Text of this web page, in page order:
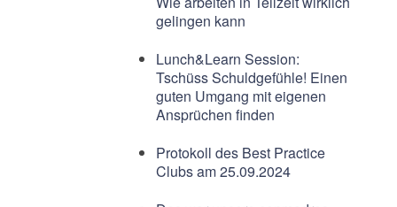
gelingen kann
Lunch&Learn Session:
Tschüss Schuldgefühle! Einen
guten Umgang mit eigenen
Ansprüchen finden
Protokoll des Best Practice
Clubs am 25.09.2024